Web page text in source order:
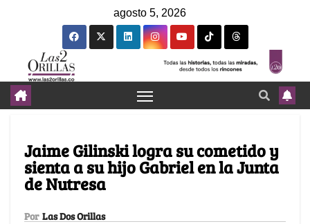
agosto 5, 2026
Jaime Gilinski logra su cometido y
sienta a su hijo Gabriel en la Junta
de Nutresa
Por Las Dos Orillas